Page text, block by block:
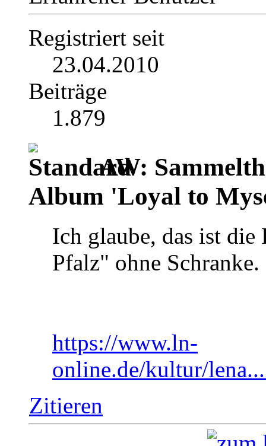
Registriert seit
23.04.2010
Beiträge
1.879
AW:
Album 'Loyal to
Ich glaube, das ist
Pfalz" ohne Schranke.
https://www.ln-
online.de/kultur/
Zitieren